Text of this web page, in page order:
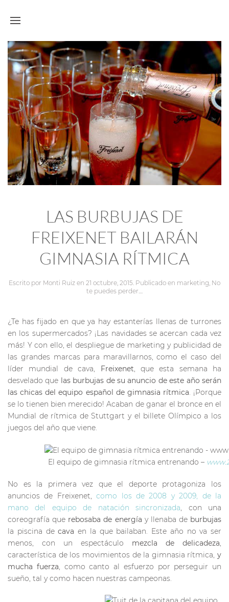
LAS BURBUJAS DE
FREIXENET BAILARÁN
GIMNASIA RÍTMICA
Escrito por Monti Ruiz en 21 octubre, 2015 . Publicado en marketing No
te puedes perder...
¿Te has fijado en que ya hay estanterías llenas de turrones
en los supermercados? ¡Las navidades se acercan cada vez
más! Y con ello, el despliegue de marketing y publicidad de
las grandes marcas para maravillarnos, como el caso del
líder mundial de cava, Freixenet, que esta semana ha
desvelado que las burbujas de su anuncio de este año serán
las chicas del equipo español de gimnasia rítmica. ¡Porque
se lo tienen bien merecido! Acaban de ganar el bronce en el
Mundial de rítmica de Stuttgart y el billete Olímpico a los
juegos del año que viene.
El equipo de gimnasia rítmica entrenando –
No es la primera vez que el deporte protagoniza los
anuncios de Freixenet,como los de 2008 y 2009, de la
mano del equipo de natación sincronizada , con una
coreografía que rebosaba de energía y llenaba de burbujas
la piscina decava en la que bailaban. Este año no va ser
menos, con un espectáculo mezcla de delicadeza
característica de los movimientos de la gimnasia rítmica, y
mucha fuerza , como canto al esfuerzo por perseguir un
sueño, tal y como hacen nuestras campeonas.